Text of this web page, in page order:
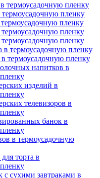
термоусадочную пленку
термоусадочную пленку
пленку
термоусадочную пленку
термоусадочную пленку
в термоусадочную пленку
термоусадочную пленку
напитков в
изделий в
телевизоров в
банок в
в термоусадочную
торта в
с сухими завтраками в